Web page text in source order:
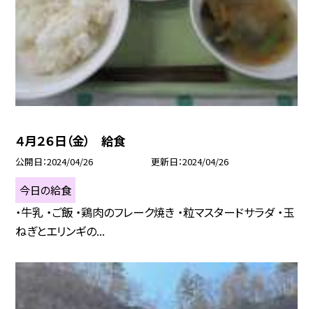
４月２６日（金） 給食
公開日 2024/04/26 更新日 2024/04/26
今日の給食
・牛乳 ・ご飯 ・鶏肉のフレーク焼き ・粒マスタードサラダ ・玉
ねぎとエリンギの...